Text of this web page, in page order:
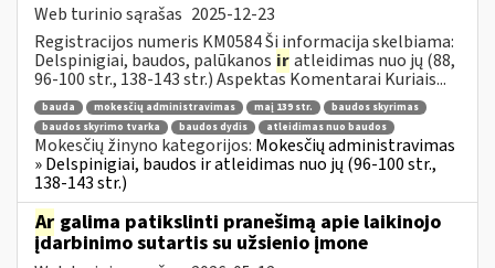
Web turinio sąrašas 2025-12-23
Registracijos numeris KM0584 Ši informacija skelbiama:
Delspinigiai, baudos, palūkanos iratleidimas nuo jų (88,
96-100 str., 138-143 str.) Aspektas Komentarai Kuriais...
bauda mokesčių administravimas maį 139 str.
baudos skyrimas
baudos skyrimo tvarka
baudos dydis atleidimas nuo baudos
Mokesčių žinyno kategorijos: Mokesčių administravimas
» Delspinigiai, baudos ir atleidimas nuo jų (96-100 str.,
138-143 str.)
Ar galima patikslinti pranešimą apie laikinojo
įdarbinimo sutartis su užsienio įmone